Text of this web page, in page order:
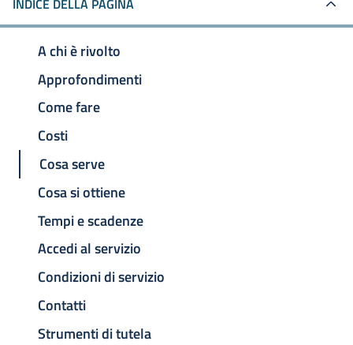
INDICE DELLA PAGINA
A chi è rivolto
Approfondimenti
Come fare
Costi
Cosa serve
Cosa si ottiene
Tempi e scadenze
Accedi al servizio
Condizioni di servizio
Contatti
Strumenti di tutela